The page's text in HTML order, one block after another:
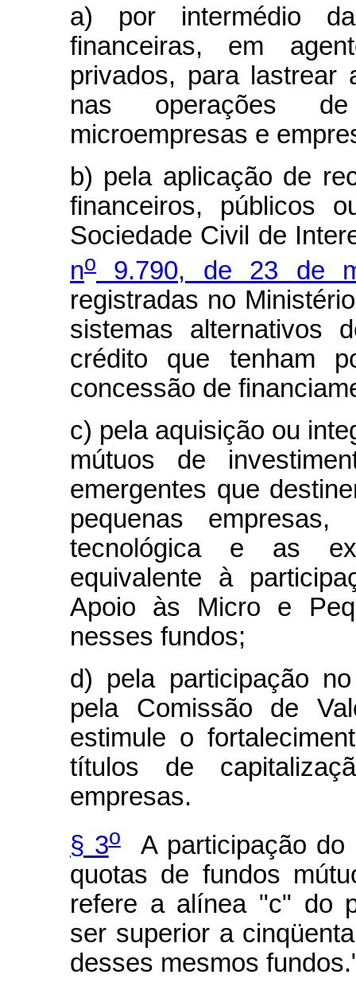
a) por intermédio
financeiras, em
privados, para lastrear
nas operações
microempresas e
b) pela aplicação de
financeiros, públicos
Sociedade Civil de
no
9.790, de 23 de
registradas no
sistemas alternativos
crédito que tenham
concessão de
c) pela aquisição ou
mútuos de
emergentes que
pequenas
tecnológica e as
equivalente à
Apoio às Micro e
nesses fundos;
d) pela participação
pela Comissão de
estimule o
títulos de
empresas.
§ 3oA participação do
quotas de fundos
refere a alínea "c" do
ser superior a
desses mesmos